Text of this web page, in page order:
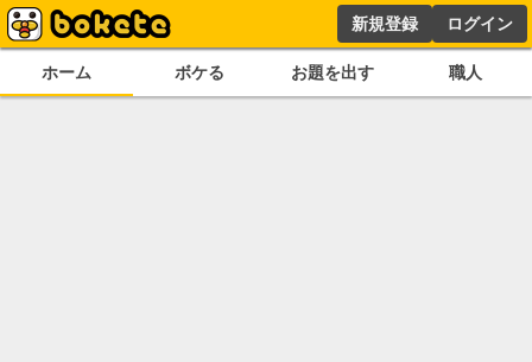
新規登録 ログイン
ホーム ボケる お題を出す 職人